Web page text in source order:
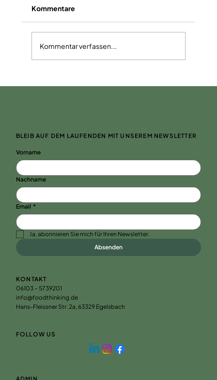
Kommentare
Kommentar verfassen...
KONTAKT
06103 – 5739201
info@foodthinking.de
Hans-Fleissner Str. 2a, 63329 Egelsbach
FOLLOW US
BLEIB AUF DEM LAUFENDEN MIT UNSEREM NEWSLETTER
Vorname
Nachname
Email *
Ja, abonnieren Sie mich für Ihren Newsletter.
Absenden